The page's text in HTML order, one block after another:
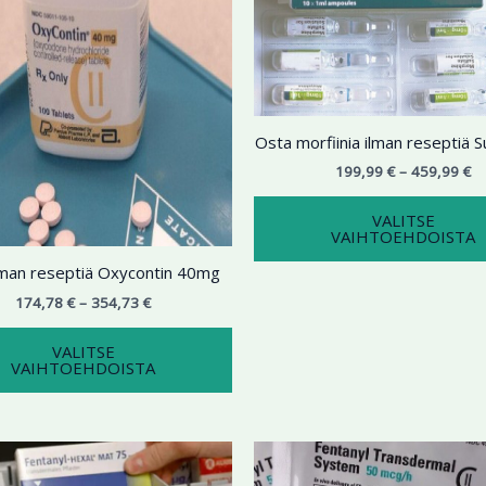
reseptiä Oxycontin 40mg
174,78€ – 354,73€
VALITSE
VAIHTOEHDOISTA
useampi
muunnelma.
Voit
tehdä
valinnat
sivulla.
Osta morfiinia ilman reseptiä
199,99€ – 459,99€
VALITSE
VAIHTOEHDOISTA
Hintaluokka:
199,99 €
Tällä
tuotteella